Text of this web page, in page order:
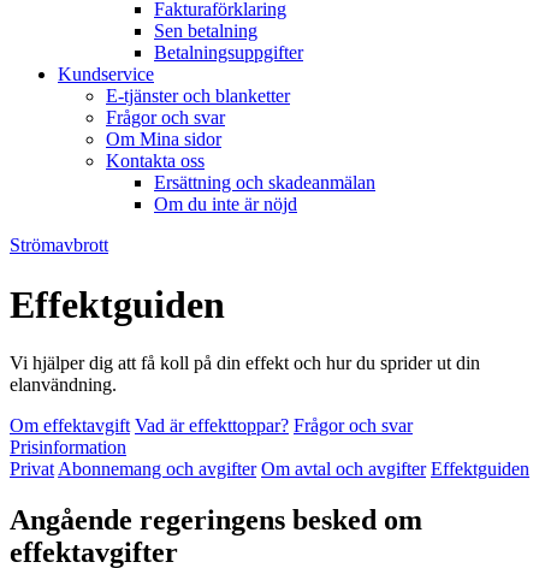
Fakturaförklaring
Sen betalning
Betalningsuppgifter
Kundservice
E-tjänster och blanketter
Frågor och svar
Om Mina sidor
Kontakta oss
Ersättning och skadeanmälan
Om du inte är nöjd
Strömavbrott
Effektguiden
Vi hjälper dig att få koll på din effekt och hur du sprider ut din
elanvändning.
Om effektavgift Vad är effekttoppar? Frågor och svar
Prisinformation
Privat Abonnemang och avgifter Om avtal och avgifter Effektguiden
Angående regeringens besked om
effektavgifter